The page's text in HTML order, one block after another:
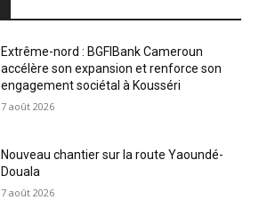
Extrême-nord : BGFIBank Cameroun
accélère son expansion et renforce son
engagement sociétal à Kousséri
7 août 2026
Nouveau chantier sur la route Yaoundé-
Douala
7 août 2026